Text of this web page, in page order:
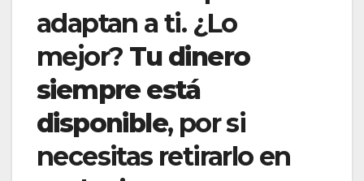
adaptan a ti. ¿Lo
mejor? Tu dinero
siempre está
disponible, por si
necesitas retirarlo en